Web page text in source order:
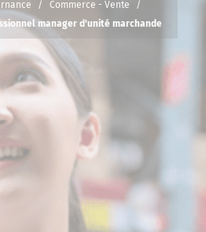
/ Commerce - Vente
/
manager d'unité marchande